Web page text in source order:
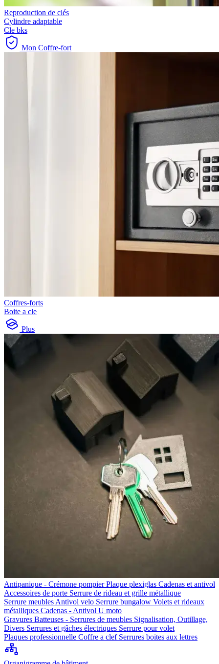
Reproduction de clés
Cylindre adaptable
Cle bks
Mon Coffre-fort
Coffres-forts
Boite a cle
Plus
Antipanique - Crémone pompierPlaque plexiglas Cadenas et antivol
Accessoires de porte Serrure de rideau et grille métallique
Serrure meubles Antivol velo Serrure bungalow Volets et rideaux
métalliques Cadenas - Antivol U moto
Gravures Batteuses - Serrures de meubles Signalisation, Outillage,
Divers Serrures et gâches électriques Serrure pour volet
Plaques professionnelle Coffre a clef Serrures boites aux lettres